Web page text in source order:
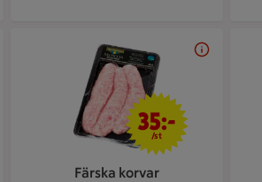
Färska korvar
35 kr/st
35:-
/st